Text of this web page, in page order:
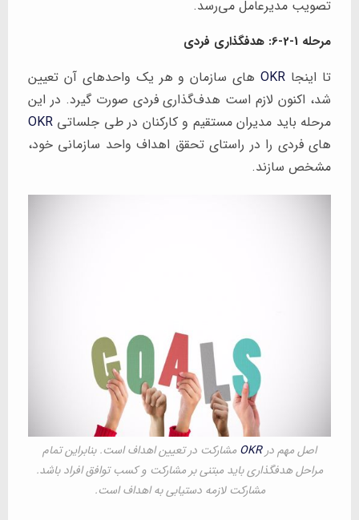
تصویب مدیرعامل می‌رسد.
مرحله 1-2-6: هدفگذاری فردی
تا اینجا OKRهای سازمان و هر یک واحدهای آن تعیین
شد، اکنون لازم است هدف‌گذاری فردی صورت گیرد. در این
مرحله باید مدیران مستقیم و کارکنان در طی جلساتی OKR
های فردی را در راستای تحقق اهداف واحد سازمانی خود،
مشخص سازند.
اصل مهم درOKR مشارکت در تعیین اهداف است. بنابراین تمام
مراحل هدفگذاری باید مبتنی بر مشارکت و کسب توافق افراد باشد.
مشارکت لازمه دستیابی به اهداف است.